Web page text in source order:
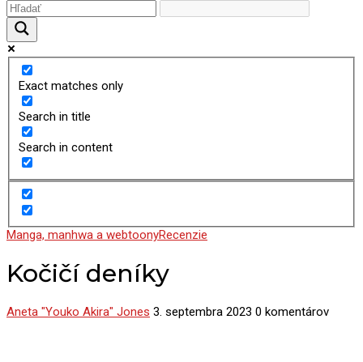
Exact matches only
Search in title
Search in content
Manga, manhwa a webtoonyRecenzie
Kočičí deníky
Aneta "Youko Akira" Jones 3. septembra 2023 0 komentárov